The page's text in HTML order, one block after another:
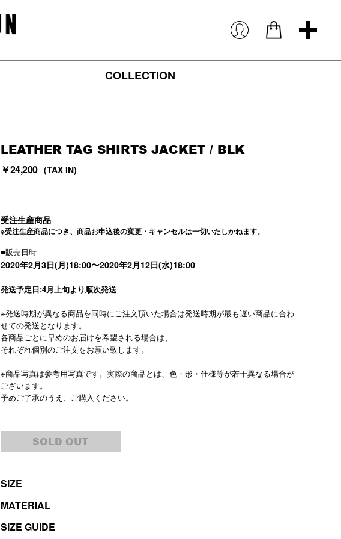
COLLECTION
LEATHER TAG SHIRTS JACKET / BLK
￥24,200 (TAX IN)
受注生産商品
※受注生産商品につき、商品お申込後の変更・キャンセルは一切いたしかねます。
■販売日時
2020年2月3日(月)18:00〜2020年2月12日(水)18:00
発送予定日:4月上旬より順次発送
※発送時期が異なる商品を同時にご注文頂いた場合は発送時期が最も遅い商品に合わ
せての発送となります。
各商品ごとに早めのお届けを希望される場合は、
それぞれ個別のご注文をお願い致します。
※商品写真は参考用写真です。実際の商品とは、色・形・仕様等が若干異なる場合が
ございます。
予めご了承のうえ、ご購入ください。
SOLD OUT
SIZE
MATERIAL
SIZE GUIDE